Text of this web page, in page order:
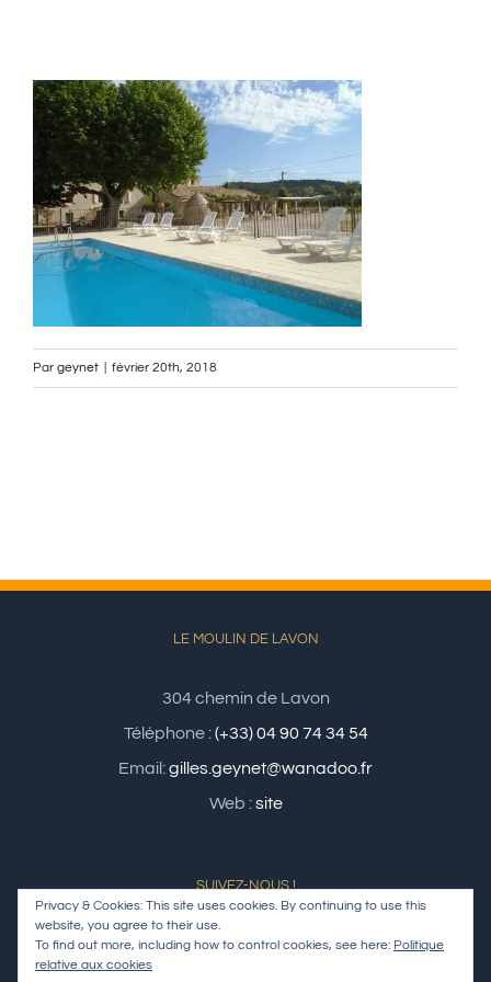
Par geynet février 20th, 2018
LE MOULIN DE LAVON
304 chemin de Lavon
Téléphone :(+33) 04 90 74 34 54
Email:gilles.geynet@wanadoo.fr
Web :site
SUIVEZ-NOUS !
Privacy & Cookies: This site uses cookies. By continuing to use this
website, you agree to their use.
To find out more, including how to control cookies, see here: Politique
relative aux cookies